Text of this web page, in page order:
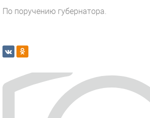
По поручению губернатора.